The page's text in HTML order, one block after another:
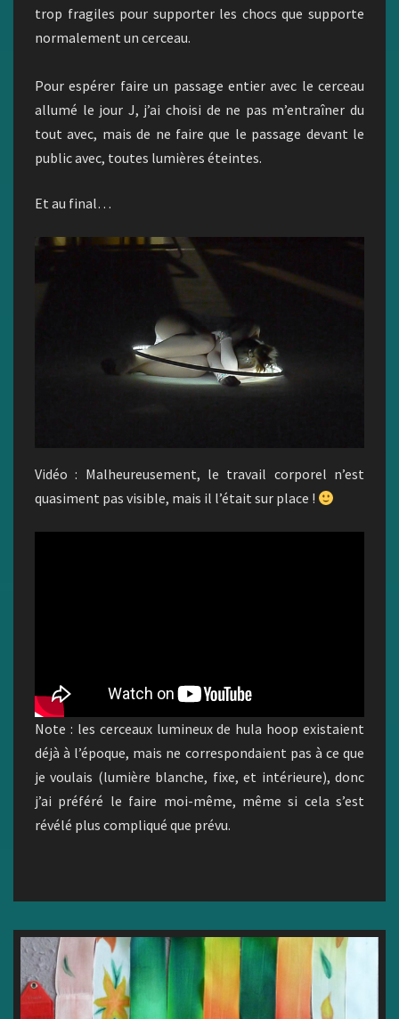
trop fragiles pour supporter les chocs que supporte
normalement un cerceau.
Pour espérer faire un passage entier avec le cerceau
allumé le jour J, j’ai choisi de ne pas m’entraîner du
tout avec, mais de ne faire que le passage devant le
public avec, toutes lumières éteintes.
Et au final…
Vidéo : Malheureusement, le travail corporel n’est
quasiment pas visible, mais il l’était sur place !
Note : les cerceaux lumineux de hula hoop existaient
déjà à l’époque, mais ne correspondaient pas à ce que
je voulais (lumière blanche, fixe, et intérieure), donc
j’ai préféré le faire moi-même, même si cela s’est
révélé plus compliqué que prévu.